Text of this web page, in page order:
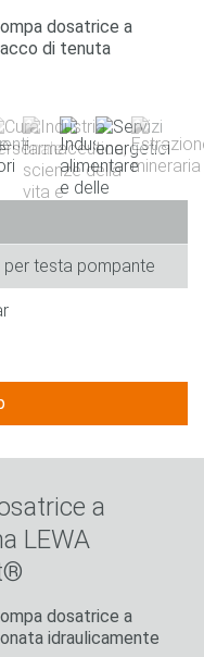
dosatrice a
di tenuta
per testa pompante
a
LEWA
dosatrice a
idraulicamente